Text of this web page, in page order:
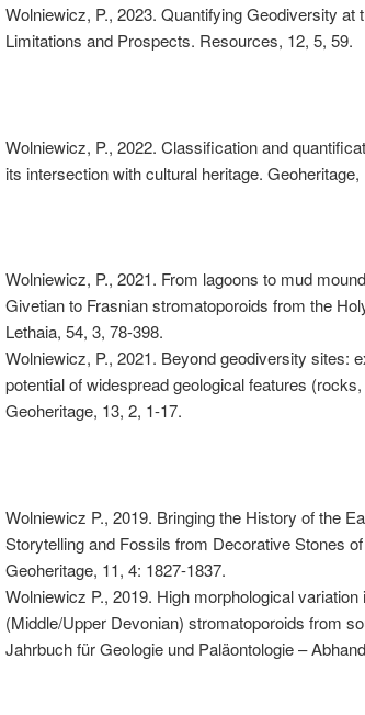
Wolniewicz, P., 2023. Quantifying Geodiversity at
Limitations and Prospects. Resources, 12, 5, 59.
Wolniewicz, P., 2022. Classification and
its intersection with cultural heritage. Geoheritage,
Wolniewicz, P., 2021. From lagoons to mud
Givetian to Frasnian stromatoporoids from the
Lethaia, 54, 3, 78-398.
Wolniewicz, P., 2021. Beyond geodiversity sites:
potential of widespread geological features
Geoheritage, 13, 2, 1-17.
Wolniewicz P., 2019. Bringing the History of the
Storytelling and Fossils from Decorative Stones
Geoheritage, 11, 4: 1827-1837.
Wolniewicz P., 2019. High morphological
(Middle/Upper Devonian) stromatoporoids from
Jahrbuch für Geologie und Paläontologie –